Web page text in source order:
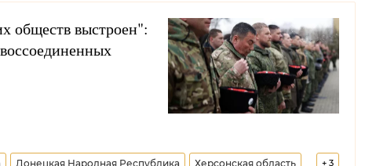
обществ выстроен":
+ 3
Донецкая Народная Республика Херсонская область